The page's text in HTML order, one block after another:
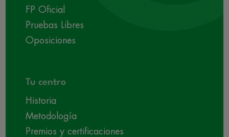
FP Oficial
Pruebas Libres
Oposiciones
Tu centro
Historia
Metodología
Premios y certificaciones